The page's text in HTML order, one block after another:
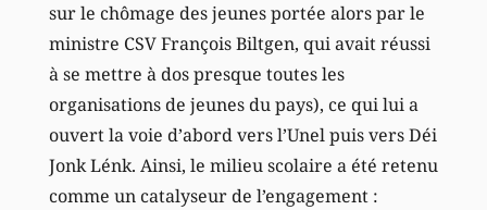
sur le chômage des jeunes portée alors par le
ministre CSV François Biltgen, qui avait réussi
à se mettre à dos presque toutes les
organisations de jeunes du pays), ce qui lui a
ouvert la voie d’abord vers l’Unel puis vers Déi
Jonk Lénk. Ainsi, le milieu scolaire a été retenu
comme un catalyseur de l’engagement :